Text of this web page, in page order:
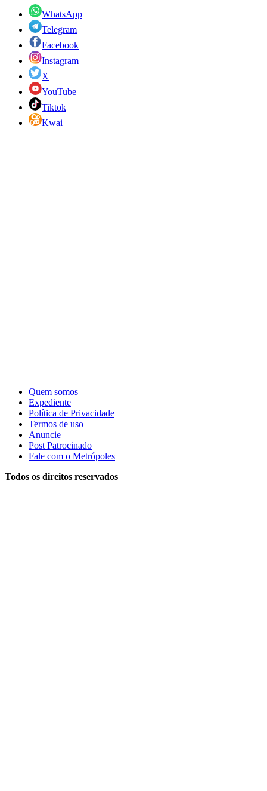
WhatsApp
Telegram
Facebook
Instagram
X
YouTube
Tiktok
Kwai
Quem somos
Expediente
Política de Privacidade
Termos de uso
Anuncie
Post Patrocinado
Fale com o Metrópoles
Todos os direitos reservados